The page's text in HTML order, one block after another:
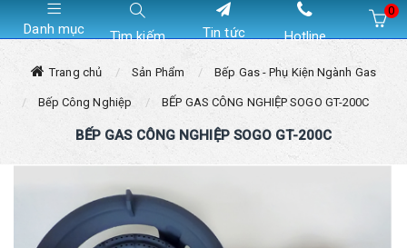
Danh mục Tìm kiếm Tin tức Hotline
0
Trang chủ Sản Phẩm Bếp Gas - Phụ Kiện Ngành Gas
Bếp Công Nghiệp BẾP GAS CÔNG NGHIỆP SOGO GT-200C
BẾP GAS CÔNG NGHIỆP SOGO GT-200C